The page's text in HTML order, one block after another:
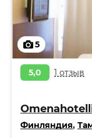
5
5,0 1 отзыв
Финляндия,